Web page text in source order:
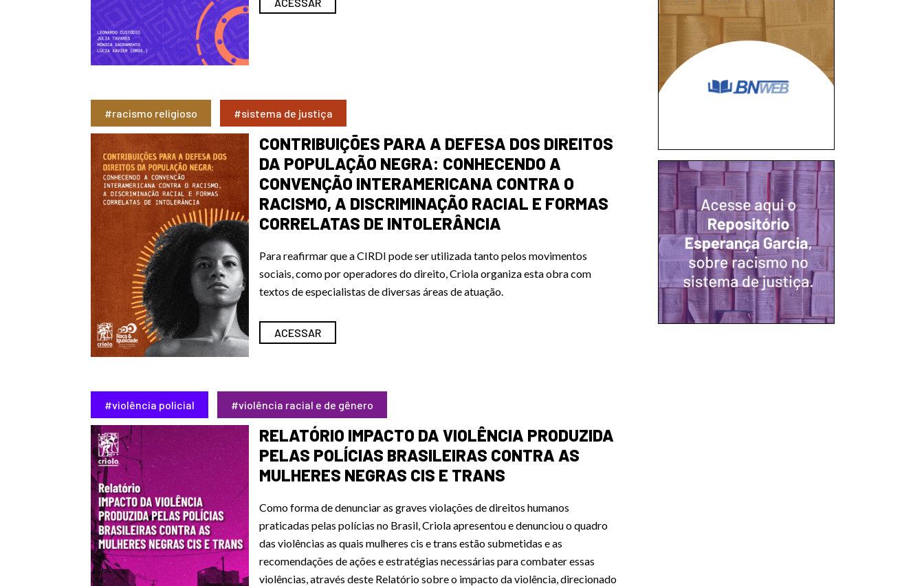
#racismo religioso #sistema de justiça
CONTRIBUIÇÕES PARA A DEFESA DOS DIREITOS
DA POPULAÇÃO NEGRA: CONHECENDO A
CONVENÇÃO INTERAMERICANA CONTRA O
RACISMO, A DISCRIMINAÇÃO RACIAL E FORMAS
CORRELATAS DE INTOLERÂNCIA
Para reafirmar que a CIRDI pode ser utilizada tanto pelos movimentos
sociais, como por operadores do direito, Criola organiza esta obracom
textos de especialistas de diversas áreas de atuação.
ACESSAR
#violência policial #violência racial e de gênero
RELATÓRIO IMPACTO DA VIOLÊNCIA PRODUZIDA
PELAS POLÍCIAS BRASILEIRAS CONTRA AS
MULHERES NEGRAS CIS E TRANS
Como forma de denunciar as graves violações de direitos humanos
praticadas pelas polícias no Brasil, Criola apresentou e denunciou o quadro
das violências as quais mulheres cis e trans estão submetidas e as
recomendações de ações e estratégias necessárias para combater essas
violências, através deste Relatório sobre o impacto da violência,direcionado